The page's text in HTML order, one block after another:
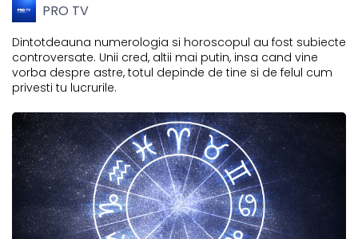
PRO TV
Dintotdeauna numerologia si horoscopul au fost subiecte
controversate. Unii cred, altii mai putin, insa cand vine
vorba despre astre, totul depinde de tine si de felul cum
privesti tu lucrurile.